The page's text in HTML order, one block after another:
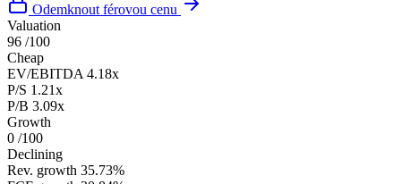
Odemknout férovou cenu
Valuation
96 /100
Cheap
EV/EBITDA 4.18x
P/S 1.21x
P/B 3.09x
Growth
0 /100
Declining
Rev. growth 35.73%